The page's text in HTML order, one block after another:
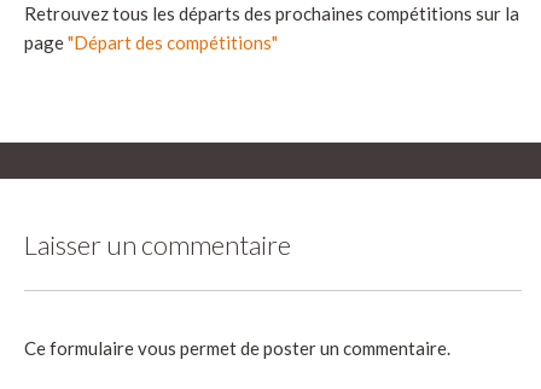
Retrouvez tous les départs des prochaines compétitions sur la
page"Départ des compétitions"
Laisser un commentaire
Ce formulaire vous permet de poster un commentaire.